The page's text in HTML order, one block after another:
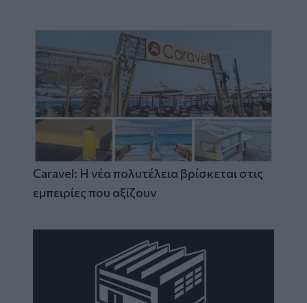
Caravel: Η νέα πολυτέλεια βρίσκεται στις
εμπειρίες που αξίζουν